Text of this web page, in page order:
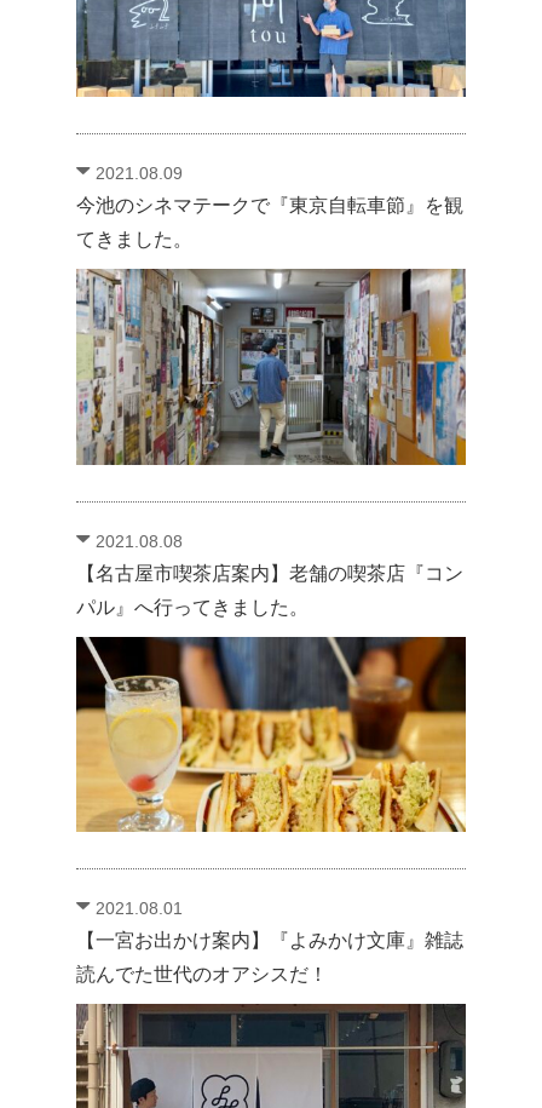
2021.08.09
今池のシネマテークで『東京自転車節』を観
てきました。
2021.08.08
【名古屋市喫茶店案内】老舗の喫茶店『コン
パル』へ行ってきました。
2021.08.01
【一宮お出かけ案内】『よみかけ文庫』雑誌
読んでた世代のオアシスだ！